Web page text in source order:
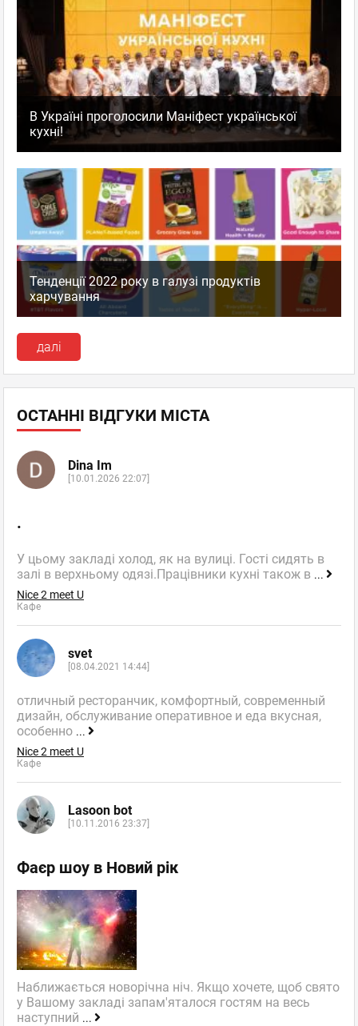
В Україні проголосили Маніфест української
кухні!
Тенденції 2022 року в галузі продуктів
харчування
далі
ОСТАННІ ВІДГУКИ МІСТА
Dina Im
[10.01.2026 22:07]
.
У цьому закладі холод, як на вулиці. Гості сидять в
залі в верхньому одязі.Працівники кухні також в ...
Nice 2 meet U
Кафе
svet
[08.04.2021 14:44]
отличный ресторанчик, комфортный, современный
дизайн, обслуживание оперативное и еда вкусная,
особенно ...
Nice 2 meet U
Кафе
Lasoon bot
[10.11.2016 23:37]
Фаєр шоу в Новий рік
Наближається новорічна ніч. Якщо хочете, щоб свято
у Вашому закладі запам'яталося гостям на весь
наступний ...